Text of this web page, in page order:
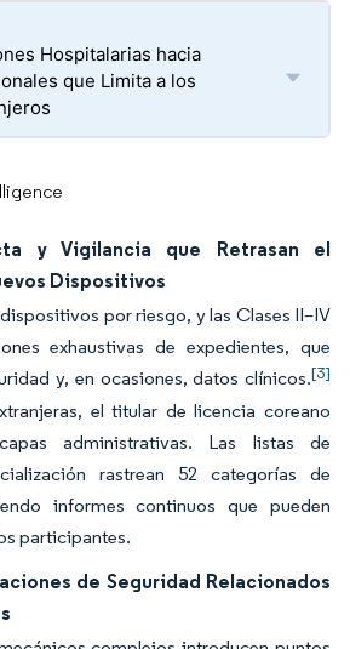
Hospitalarias hacia
que Limita a los
y Vigilancia que Retrasan el
Dispositivos
por riesgo, y las Clases II–IV
exhaustivas de expedientes, que
y, en ocasiones, datos clínicos.[3]
el titular de licencia coreano
administrativas. Las listas de
rastrean 52 categorías de
informes continuos que pueden
participantes.
de Seguridad Relacionados